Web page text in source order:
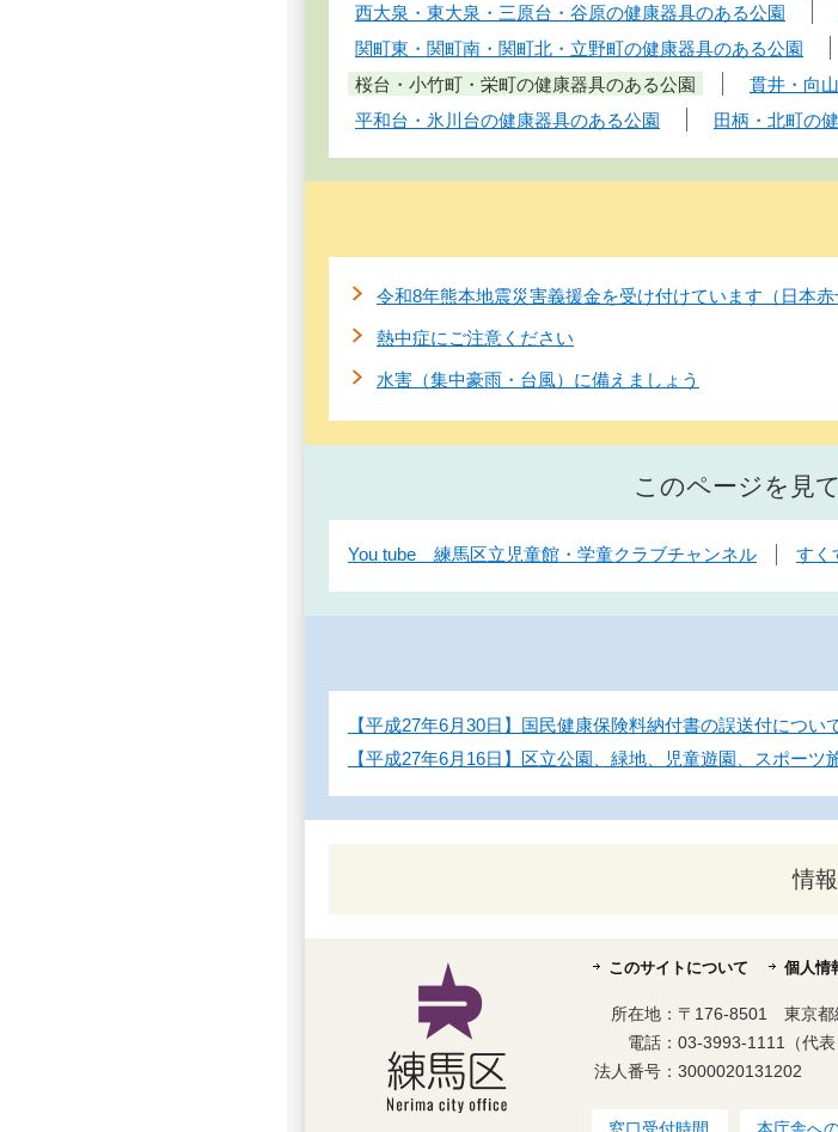
西大泉・東大泉・三原台・谷原の健康器具のある公園
関町東・関町南・関町北・立野町の健康器具のある公園
桜台・小竹町・栄町の健康器具のある公園
貫井・向
平和台・氷川台の健康器具のある公園
田柄・北町の
令和8年熊本地震災害義援金を受け付けています（日本赤
熱中症にご注意ください
水害（集中豪雨・台風）に備えましょう
このページを見
You tube 練馬区立児童館・学童クラブチャンネル すく
【平成27年6月30日】国民健康保険料納付書の誤送付につい
【平成27年6月16日】区立公園、緑地、児童遊園、スポー
情
このサイトについて 個人情
所在地： 〒176-8501 東京都
電話： 03-3993-1111（代表
法人番号： 3000020131202
窓口受付時間 本庁舎へ